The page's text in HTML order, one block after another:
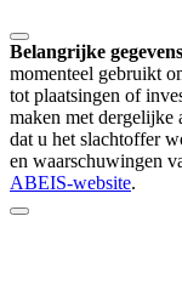
Belangrijke gegevens
momenteel gebruikt
tot plaatsingen of
maken met dergelijke
dat u het slachtoffer
en waarschuwingen
ABEIS-website.